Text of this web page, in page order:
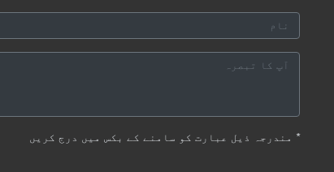
* مندرجہ ذیل عبارت کو سامنے کے بکس میں درج کریں